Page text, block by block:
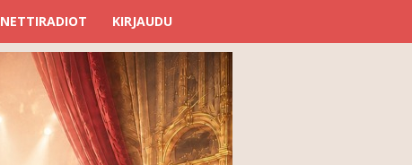
NETTIRADIOT KIRJAUDU